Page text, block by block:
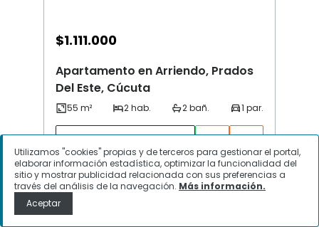
$1.111.000
Apartamento en Arriendo, Prados
Del Este, Cúcuta
Utilizamos "cookies" propias y de terceros para gestionar el portal,
elaborar información estadística, optimizar la funcionalidad del
sitio y mostrar publicidad relacionada con sus preferencias a
través del análisis de la navegación. Más información.
Aceptar